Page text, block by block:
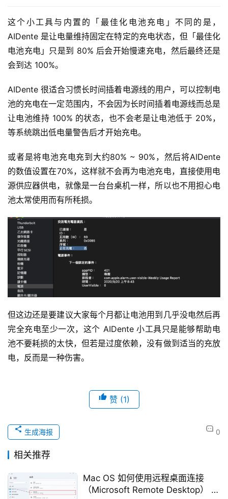
这个小工具与内置的「最佳化电池充电」不同的是，
AIDente 是让电量维持固定在特定的充电状态，但「最佳化
电池充电」只是到 80% 后会开始慢速充电，然后最终还是
会到达 100%。
AIDente 很适合习惯长时间插着电源线的用户，可以控制电
池的充电在一定范围内，不会因为长时间插着电源线而总是
让电池维持 100% 的状态，也不会老是让电池低于 20%，
等系统跳出低电量警告后才开始充电。
或者是将电池充电充到大约80% ~ 90%，然后将AIDente
的数值设置在70%，这样就不会再为电池充电，直接使用电
源供应器供电，就像是一台台桌机一样，所以也不用担心电
池太常使用而有所秏损。
但这边还是要建议大家每个月都让电池用到几乎没电然后再
完全充电至少一次，这个 AIDente 小工具只是能够帮助电
池不要耗损的太快，但若是过度依赖，没有做到适当的充放
电，反而是一种伤害。
赞 (1)
0
生成海报
相关推荐
Mac OS 如何使用远程桌面连接
（Microsoft Remote Desktop） 到